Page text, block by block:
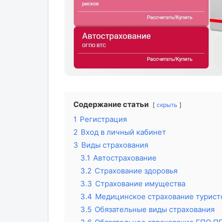
Содержание статьи скрыть
1 Регистрация
2 Вход в личный кабинет
3 Виды страхования
3.1 Автострахование
3.2 Страхование здоровья
3.3 Страхование имущества
3.4 Медицинское страхование
3.5 Обязательные виды страхования